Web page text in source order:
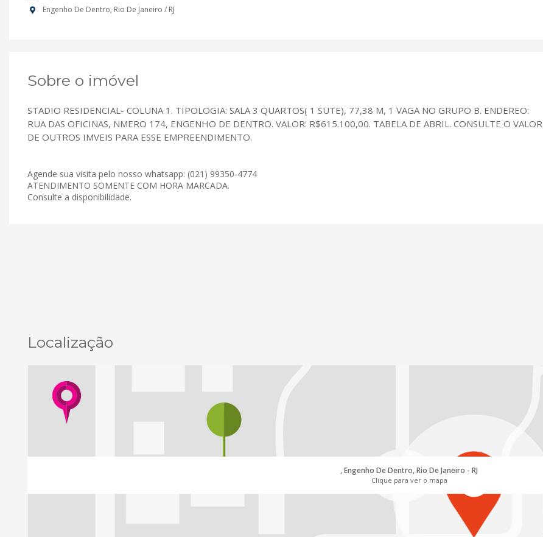
Engenho De Dentro, Rio De Janeiro / RJ
Sobre o imóvel
STADIO RESIDENCIAL- COLUNA 1. TIPOLOGIA: SALA 3 QUARTOS( 1 SUTE), 77,38 M, 1 VAGA NO GRUPO B. ENDEREO:
RUA DAS OFICINAS, NMERO 174, ENGENHO DE DENTRO. VALOR: R$615.100,00. TABELA DE ABRIL. CONSULTE O VALOR
DE OUTROS IMVEIS PARA ESSE EMPREENDIMENTO.
Agende sua visita pelo nosso whatsapp: (021) 99350-4774
ATENDIMENTO SOMENTE COM HORA MARCADA.
Consulte a disponibilidade.
Localização
, Engenho De Dentro, Rio De Janeiro - RJ
Clique para ver o mapa